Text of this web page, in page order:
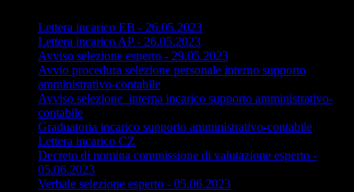
Lettera incarico EB - 26.05.2023
Lettera incarico AP - 26.05.2023
Avviso selezione esperto - 29.05.2023
Avvio procedura selezione personale interno supporto
amministrativo-contabile
Avviso selezione interna incarico supporto amministrativo-
contabile
Graduatoria incarico supporto amministrativo-contabile
Lettera incarico CZ
Decreto di nomina commissione di valutazione esperto -
05.06.2023
Verbale selezione esperto - 05.06.2023